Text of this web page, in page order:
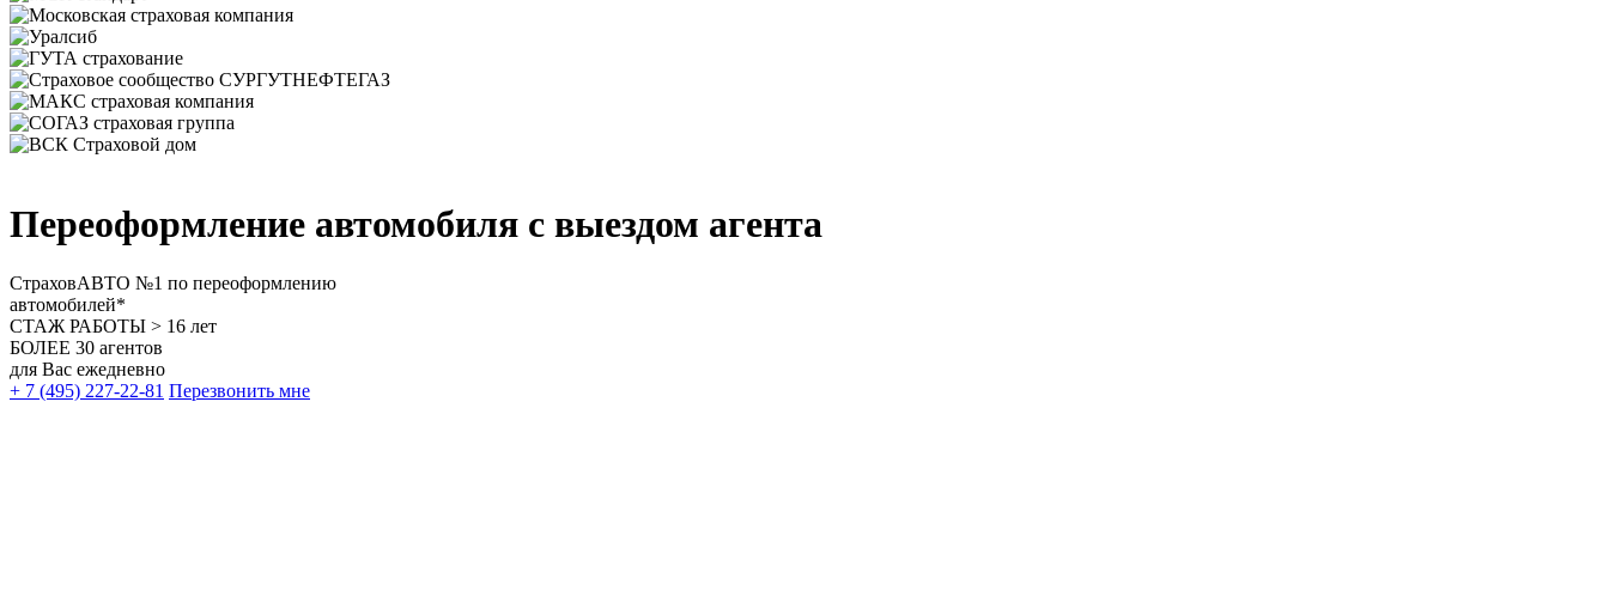
Переоформление автомобиля с выездом агента
СтраховАВТО №1 по переоформлению
автомобилей*
СТАЖ РАБОТЫ > 16 лет
БОЛЕЕ 30 агентов
для Вас ежедневно
+ 7 (495) 227-22-81 Перезвонить мне